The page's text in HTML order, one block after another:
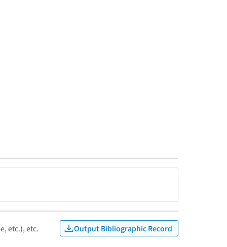
etc.), etc. Output Bibliographic Record